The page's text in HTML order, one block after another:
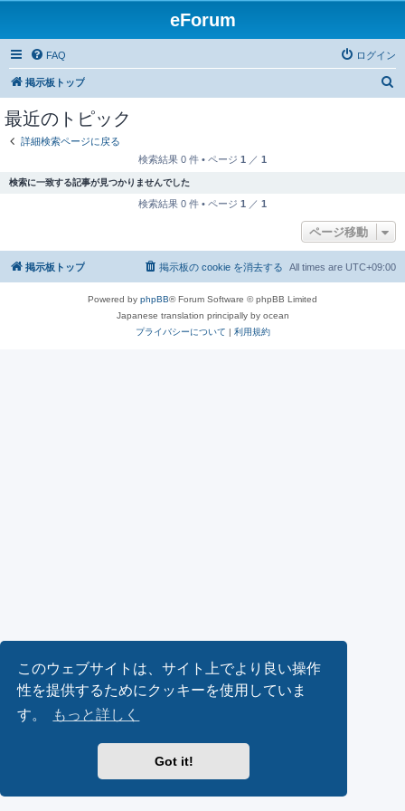
このウェブサイトは、サイト上でより良い操作
性を提供するためにクッキーを使用していま
す。
もっと詳しく
Got it!
eForum
FAQ ログイン
掲示板トップ
最近のトピック
詳細検索ページに戻る
検索結果 0 件 • ページ 1 ／ 1
検索に一致する記事が見つかりませんでした
検索結果 0 件 • ページ 1 ／ 1
ページ移動
掲示板トップ All times are UTC+09:00
掲示板の cookie を消去する
Powered by phpBB® Forum Software © phpBB Limited
Japanese translation principally by ocean
プライバシーについて | 利用規約